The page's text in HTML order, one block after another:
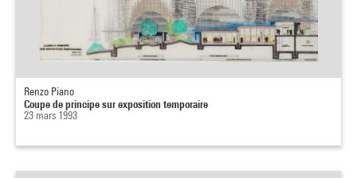
Renzo Piano
Coupe de principe sur exposition temporaire
23 mars 1993